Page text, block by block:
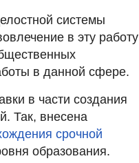
системы
в эту работу
в данной сфере.
в части создания
Так, внесена
срочной
образования.